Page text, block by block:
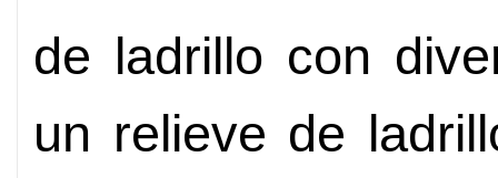
de ladrillo con
un relieve de